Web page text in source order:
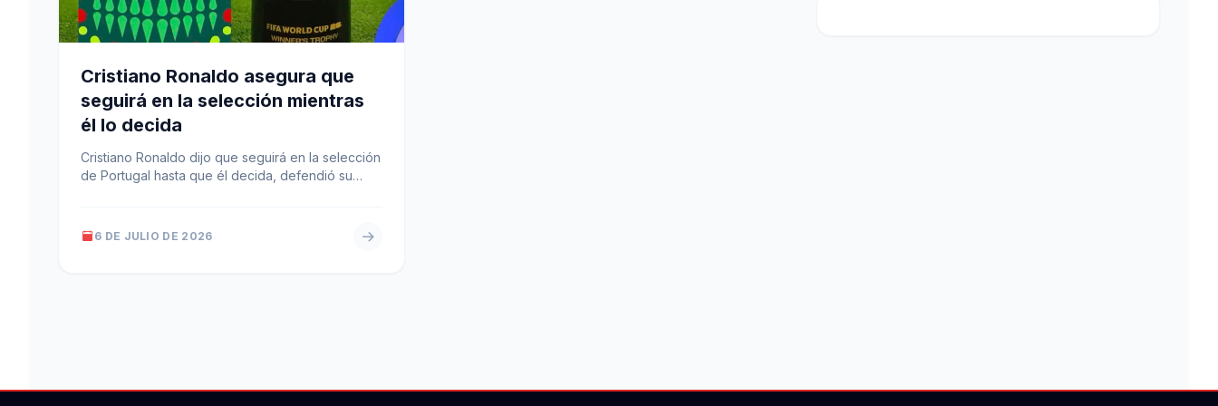
Cristiano Ronaldo asegura que
seguirá en la selección mientras
él lo decida
Cristiano Ronaldo dijo que seguirá en la selección
de Portugal hasta que él decida, defendió su
6 DE JULIO DE 2026